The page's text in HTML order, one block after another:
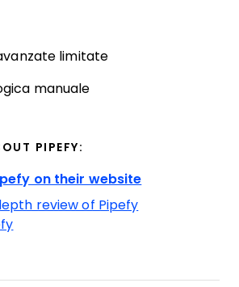
limitate
manuale
PIPEFY:
on their website
review of Pipefy